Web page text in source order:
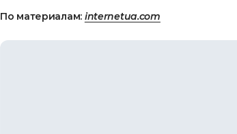
По материалам: internetua.com